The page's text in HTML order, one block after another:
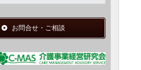
お問合せ・ご相談